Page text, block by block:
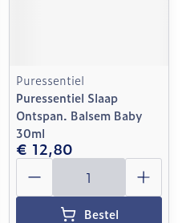
Puressentiel
Puressentiel Slaap
Ontspan. Balsem Baby
30ml
€ 12,80
Aantal
Bestel